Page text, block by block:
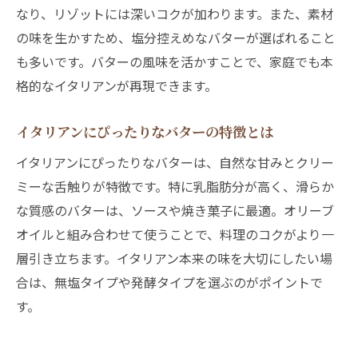
なり、リゾットには深いコクが加わります。また、素材
の味を生かすため、塩分控えめなバターが選ばれること
も多いです。バターの風味を活かすことで、家庭でも本
格的なイタリアンが再現できます。
イタリアンにぴったりなバターの特徴とは
イタリアンにぴったりなバターは、自然な甘みとクリー
ミーな舌触りが特徴です。特に乳脂肪分が高く、滑らか
な質感のバターは、ソースや焼き菓子に最適。オリーブ
オイルと組み合わせて使うことで、料理のコクがより一
層引き立ちます。イタリアン本来の味を大切にしたい場
合は、無塩タイプや発酵タイプを選ぶのがポイントで
す。